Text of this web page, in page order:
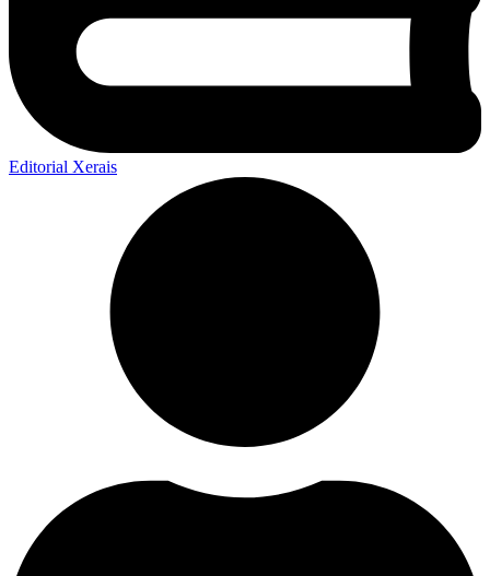
Editorial Xerais